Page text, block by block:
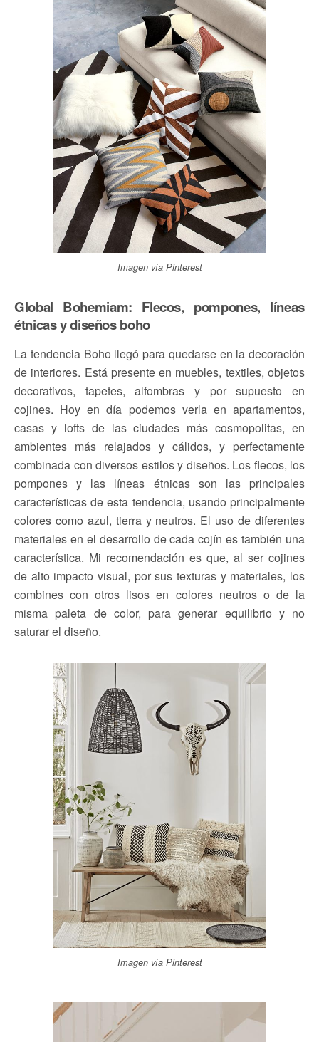
Imagen vía Pinterest
Global Bohemiam: Flecos, pompones, líneas
étnicas y diseños boho
La tendencia Boho llegó para quedarse en la decoración
de interiores. Está presente en muebles, textiles, objetos
decorativos, tapetes, alfombras y por supuesto en
cojines. Hoy en día podemos verla en apartamentos,
casas y lofts de las ciudades más cosmopolitas, en
ambientes más relajados y cálidos, y perfectamente
combinada con diversos estilos y diseños. Los flecos, los
pompones y las líneas étnicas son las principales
características de esta tendencia, usando principalmente
colores como azul, tierra y neutros. El uso de diferentes
materiales en el desarrollo de cada cojín es también una
característica. Mi recomendación es que, al ser cojines
de alto impacto visual, por sus texturas y materiales, los
combines con otros lisos en colores neutros o de la
misma paleta de color, para generar equilibrio y no
saturar el diseño.
Imagen vía Pinterest